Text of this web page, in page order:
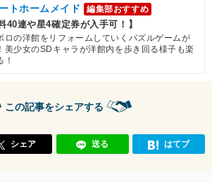
トホームメイド 編集部おすすめ
40連や星4確定券が入手可！】
ロの洋館をリフォームしていくパズルゲームが
美少女のSDキャラが洋館内を歩き回る様子も楽
！
この記事をシェアする
シェア 送る はてブ